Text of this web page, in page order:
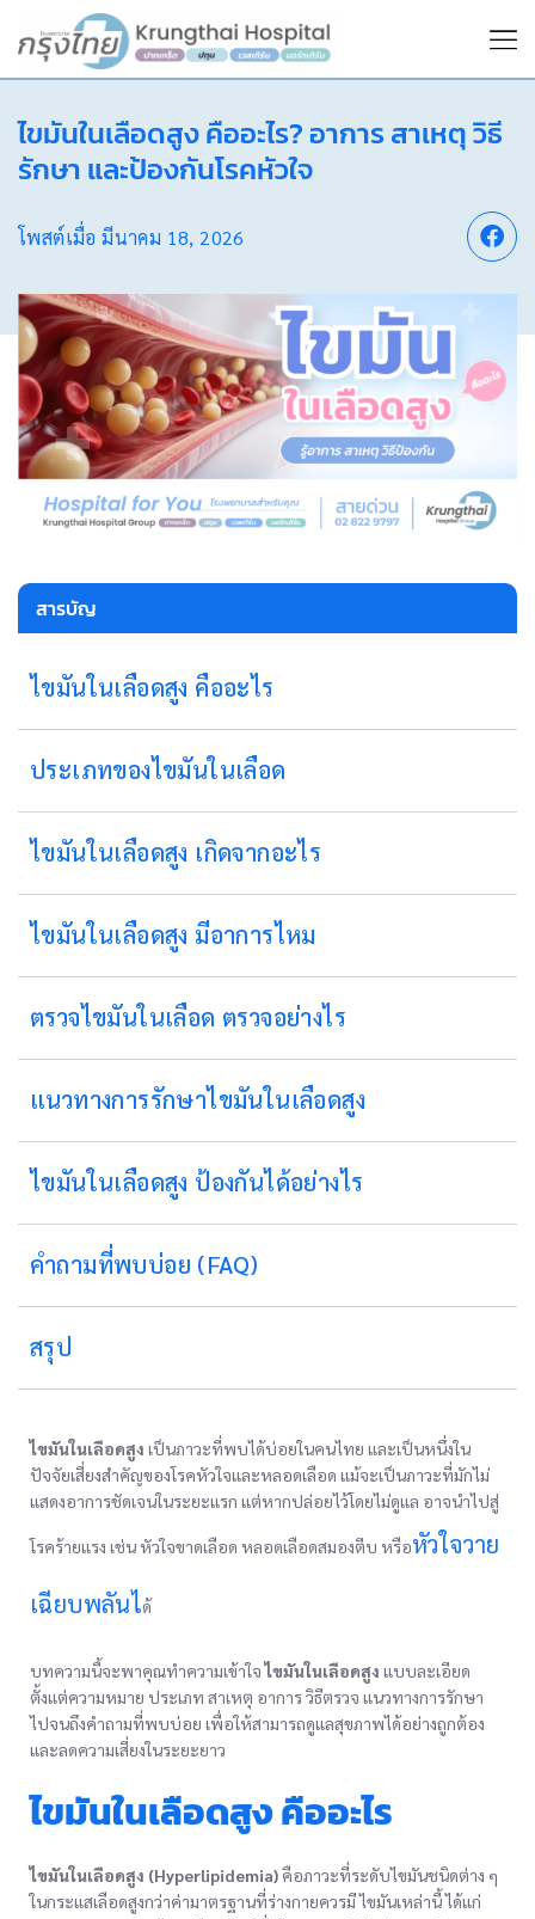
ไขมันในเลือดสูง คืออะไร? อาการ สาเหตุ วิธี
รักษา และป้องกันโรคหัวใจ
โพสต์เมื่อมีนาคม 18, 2026
ไขมันในเลือดสูง เป็นภาวะที่พบได้บ่อยในคนไทย และเป็นหนึ่งใน
ปัจจัยเสี่ยงสำคัญของโรคหัวใจและหลอดเลือด แม้จะเป็นภาวะที่มักไม่
แสดงอาการชัดเจนในระยะแรก แต่หากปล่อยไว้โดยไม่ดูแล อาจนำไปสู่
โรคร้ายแรง เช่น หัวใจขาดเลือด หลอดเลือดสมองตีบ หรือหัวใจวาย
เฉียบพลันได้
บทความนี้จะพาคุณทำความเข้าใจไขมันในเลือดสูง แบบละเอียด
ตั้งแต่ความหมาย ประเภท สาเหตุ อาการ วิธีตรวจ แนวทางการรักษา
ไปจนถึงคำถามที่พบบ่อย เพื่อให้สามารถดูแลสุขภาพได้อย่างถูกต้อง
และลดความเสี่ยงในระยะยาว
ไขมันในเลือดสูง คืออะไร
ไขมันในเลือดสูง (Hyperlipidemia)คือภาวะที่ระดับไขมันชนิดต่าง ๆ
ในกระแสเลือดสูงกว่าค่ามาตรฐานที่ร่างกายควรมี ไขมันเหล่านี้ ได้แก่
สารบัญ
ไขมันในเลือดสูง คืออะไร
ประเภทของไขมันในเลือด
ไขมันในเลือดสูง เกิดจากอะไร
ไขมันในเลือดสูง มีอาการไหม
ตรวจไขมันในเลือด ตรวจอย่างไร
แนวทางการรักษาไขมันในเลือดสูง
ไขมันในเลือดสูง ป้องกันได้อย่างไร
คำถามที่พบบ่อย (FAQ)
สรุป